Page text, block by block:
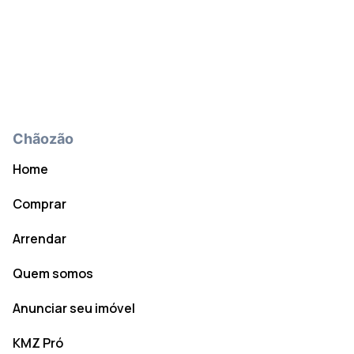
Chãozão
Home
Comprar
Arrendar
Quem somos
Anunciar seu imóvel
KMZ Pró